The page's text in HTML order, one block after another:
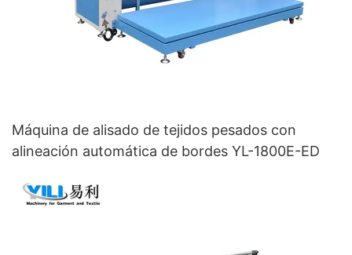
Máquina de alisado de tejidos pesados ​​con
alineación automática de bordes YL-1800E-ED